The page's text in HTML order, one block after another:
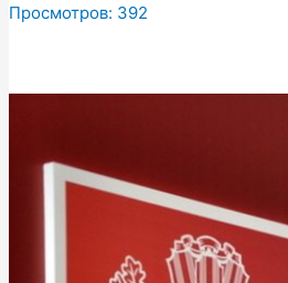
Просмотров: 392